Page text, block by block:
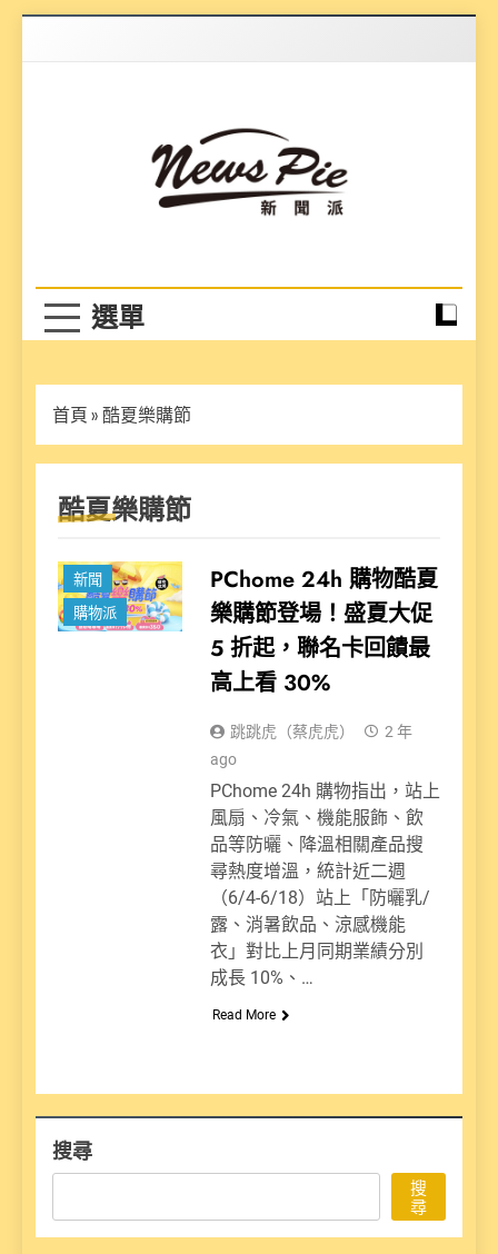
首頁 » 酷夏樂購節
酷夏樂購節
新聞
購物派
PChome 24h 購物酷夏
樂購節登場！盛夏大促
5 折起，聯名卡回饋最
高上看 30%
跳跳虎（蔡虎虎）
2 年
ago
PChome 24h 購物指出，站上
風扇、冷氣、機能服飾、飲
品等防曬、降溫相關產品搜
尋熱度增溫，統計近二週
（6/4-6/18）站上「防曬乳/
露、消暑飲品、涼感機能
衣」對比上月同期業績分別
成長 10%、…
Read More
搜尋
搜
尋